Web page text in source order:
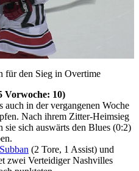
Play
Video
den Sieg in Overtime
Vorwoche: 10)
auch in der vergangenen Woche
Nach ihrem Zitter-Heimsieg
sie sich auswärts den Blues (0:2)
(2 Tore, 1 Assist) und
zwei Verteidiger Nashvilles